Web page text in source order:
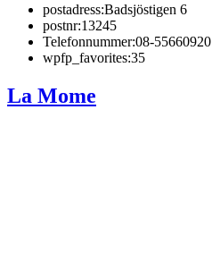
postadress:Badsjöstigen 6
postnr:13245
Telefonnummer:08-55660920
wpfp_favorites:35
La Mome